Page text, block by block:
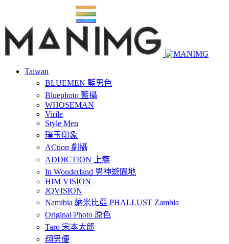
Taiwan
BLUEMEN 藍男色
Bluephoto 藍攝
WHOSEMAN
Virile
Style Men
璞玉印象
ACtion 劇攝
ADDICTION 上癮
In Wonderland 男神遊園地
HIM VISION
JQVISION
Namibia 納米比亞 PHALLUST Zambia
Original Photo 原色
Taro 宋本太郎
翔男優